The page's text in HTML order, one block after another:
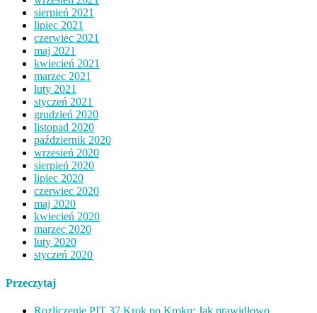
sierpień 2021
lipiec 2021
czerwiec 2021
maj 2021
kwiecień 2021
marzec 2021
luty 2021
styczeń 2021
grudzień 2020
listopad 2020
październik 2020
wrzesień 2020
sierpień 2020
lipiec 2020
czerwiec 2020
maj 2020
kwiecień 2020
marzec 2020
luty 2020
styczeń 2020
Przeczytaj
Rozliczenie PIT 37 Krok po Kroku: Jak prawidłowo